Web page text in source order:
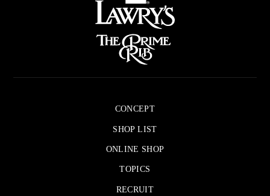
CONCEPT
SHOP LIST
ONLINE SHOP
TOPICS
RECRUIT